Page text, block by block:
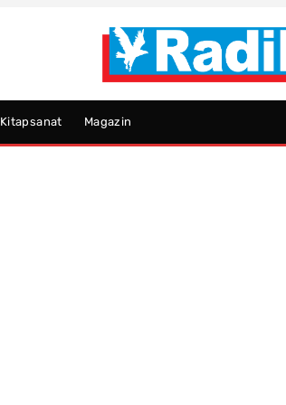
Kitapsanat Magazin